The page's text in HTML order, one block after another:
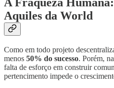
A Fraqueza
Aquiles da World
Como em todo projeto
menos 50% do sucesso. Porém, na
falta de esforço em construir
pertencimento impede o